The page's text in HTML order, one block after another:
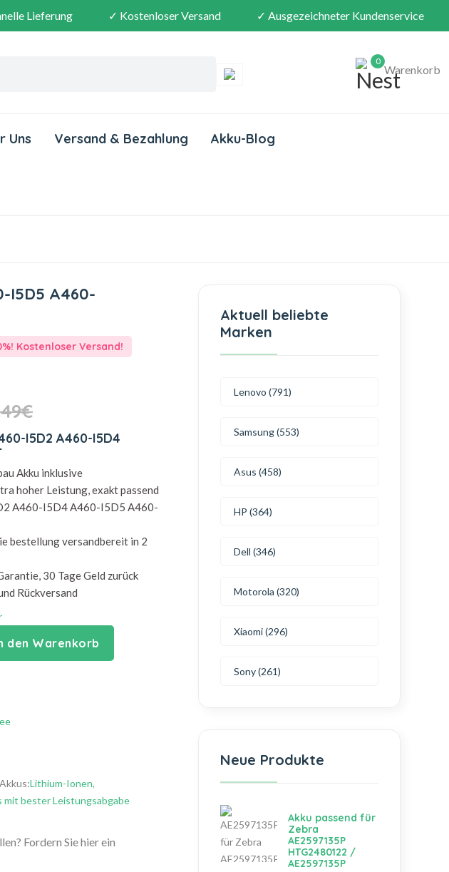
Lieferung ✓ Kostenloser Versand ✓ Ausgezeichneter Kundenservice
0
Warenkorb
Uns Versand & Bezahlung Akku-Blog
I5D5 A460-
Kostenloser Versand!
I5D2 A460-I5D4
Akku inklusive
hoher Leistung, exakt passend
A460-I5D4 A460-I5D5 A460-
bestellung versandbereit in 2
30 Tage Geld zurück
Rückversand
den Warenkorb
Lithium-Ionen,
mit bester Leistungsabgabe
Fordern Sie hier ein
Aktuell beliebte
Marken
Lenovo (791)
Samsung (553)
Asus (458)
HP (364)
Dell (346)
Motorola (320)
Xiaomi (296)
Sony (261)
Neue Produkte
Akku passend für
Zebra
AE2597135P
HTG2480122 /
AE2597135P